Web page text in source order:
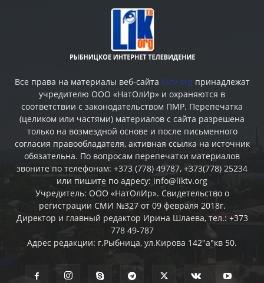
Все права на материалы веб-сайта liktv.org принадлежат
учредителю ООО «НатОлИр» и охраняются в
соответствии с законодательством ПМР. Перепечатка
(целиком или частями) материалов c сайта разрешена
только на возмездной основе и после письменного
согласия правообладателя, активная ссылка на источник
обязательна. По вопросам перепечатки материалов
звоните по телефонам: +373 (778) 49787, +373(778) 25234
или пишите по адресу: info@liktv.org
Учредитель: ООО «НатОлИр». Свидетельство о
регистрации СМИ №327 от 09 февраля 2018г.
Директор и главный редактор Ирина Шлаева, тел.: +373
778 49-787
Адрес редакции: г.Рыбница, ул.Кирова 142"а"кв 50.